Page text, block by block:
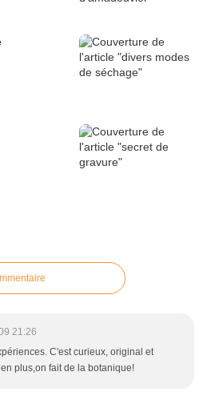
21:26
C'est curieux, original et
plus,on fait de la botanique!